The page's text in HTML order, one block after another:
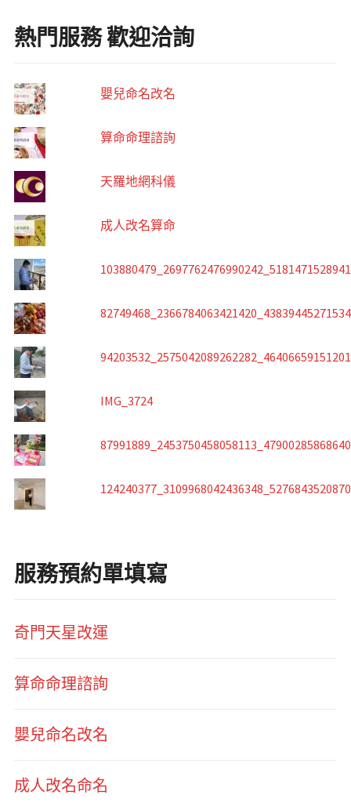
熱門服務 歡迎洽詢
嬰兒命名改名
算命命理諮詢
天羅地網科儀
成人改名算命
IMG_3724
服務預約單填寫
奇門天星改運
算命命理諮詢
嬰兒命名改名
成人改名命名